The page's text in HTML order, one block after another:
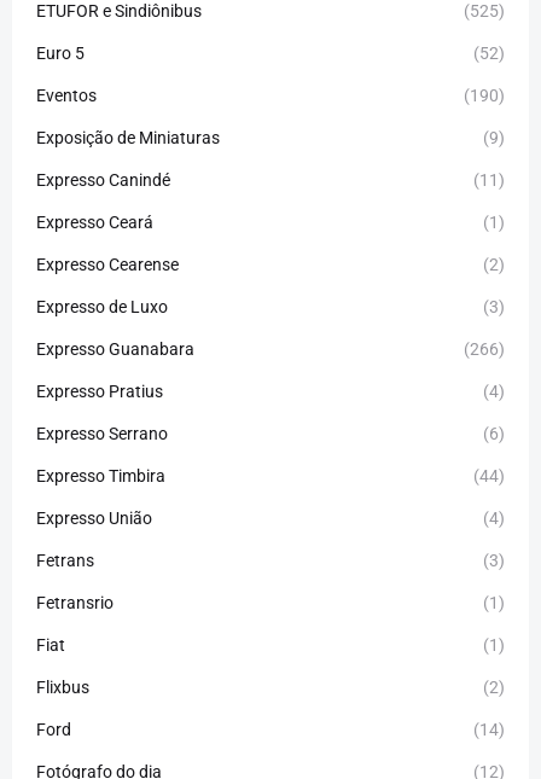
ETUFOR e Sindiônibus (525)
Euro 5 (52)
Eventos (190)
Exposição de Miniaturas (9)
Expresso Canindé (11)
Expresso Ceará (1)
Expresso Cearense (2)
Expresso de Luxo (3)
Expresso Guanabara (266)
Expresso Pratius (4)
Expresso Serrano (6)
Expresso Timbira (44)
Expresso União (4)
Fetrans (3)
Fetransrio (1)
Fiat (1)
Flixbus (2)
Ford (14)
Fotógrafo do dia (12)